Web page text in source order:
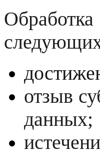
отзыв
данных;